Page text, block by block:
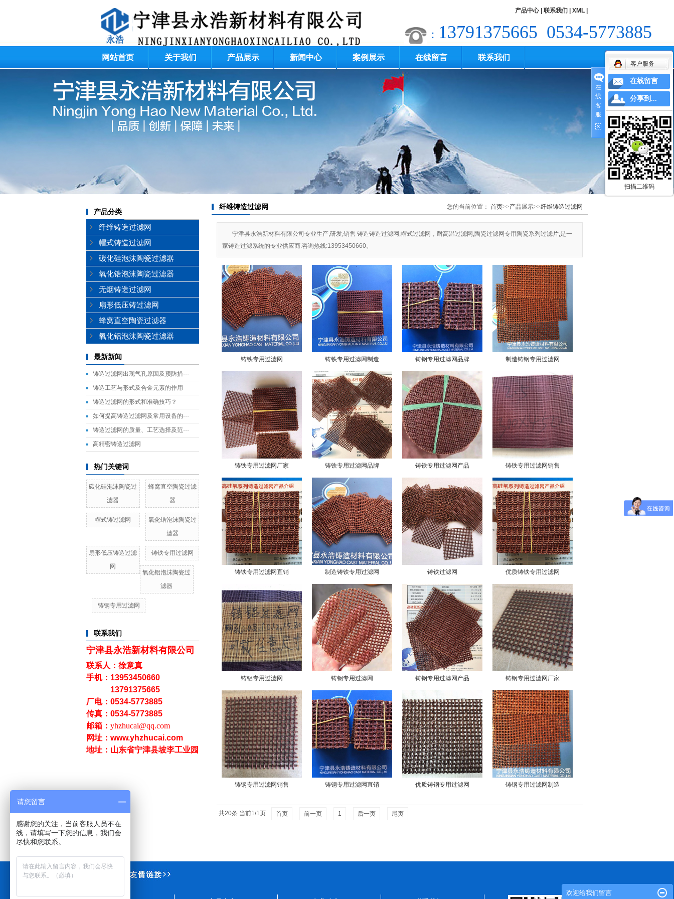
产品中心| 联系我们 XML
： 13791375665 0534-5773885
网站首页 关于我们 产品展示
纤维铸造过滤网
帽式铸造过滤网
碳化硅泡沫陶瓷过滤器
新闻中心
行业新闻
案例展示 在线留言 联系我们
产品分类
纤维铸造过滤网
帽式铸造过滤网
碳化硅泡沫陶瓷过滤器
氧化锆泡沫陶瓷过滤器
无烟铸造过滤网
扇形低压铸过滤网
蜂窝直空陶瓷过滤器
氧化铝泡沫陶瓷过滤器
最新新闻
铸造过滤网出现气孔原因及预防措···
铸造工艺与形式及合金元素的作用
铸造过滤网的形式和准确技巧？
如何提高铸造过滤网及常用设备的···
铸造过滤网的质量、工艺选择及范···
高精密铸造过滤网
热门关键词
碳化硅泡沫陶瓷过
滤器
蜂窝直空陶瓷过滤
器
帽式铸过滤网
氧化锆泡沫陶瓷过
滤器
扇形低压铸造过滤
网
铸铁专用过滤网
氧化铝泡沫陶瓷过
滤器
铸钢专用过滤网
联系我们
宁津县永浩新材料有限公司
联系人：徐意真
手机：13953450660
13791375665
厂电：0534-5773885
传真：0534-5773885
邮箱： yhzhucai@qq.com
网址：www.yhzhucai.com
地址：山东省宁津县坡李工业园
纤维铸造过滤网 您的当前位置： 首页>>产品展示>>纤维铸造过滤网
宁津县永浩新材料有限公司专业生产,研发,销售 铸造铸造过滤网,帽式过滤网，耐高温过滤网,陶瓷过滤网专用陶瓷系列过滤片,是一
家铸造过滤系统的专业供应商.咨询热线:13953450660。
铸铁专用过滤网 铸铁专用过滤网制造 铸钢专用过滤网品牌 制造铸钢专用过滤网
铸铁专用过滤网厂家 铸铁专用过滤网品牌 铸铁专用过滤网产品 铸铁专用过滤网销售
铸铁专用过滤网直销 制造铸铁专用过滤网 铸铁过滤网 优质铸铁专用过滤网
铸铝专用过滤网 铸钢专用过滤网 铸钢专用过滤网产品 铸钢专用过滤网厂家
铸钢专用过滤网销售 铸钢专用过滤网直销 优质铸钢专用过滤网 铸钢专用过滤网制造
共20条 当前1/1页 首页 前一页 1 后一页 尾页
在
线
客
服
客户服务
在线留言
分享到...
扫描二维码
欢迎给我们留言
请您留言
感谢您的关注，当前客服人员不在
线，请填写一下您的信息，我们会
尽快和您联系。